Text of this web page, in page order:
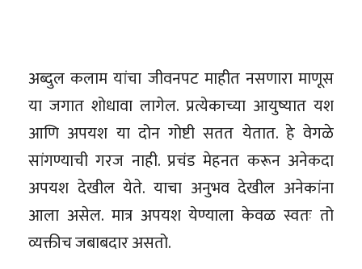
अब्दुल कलाम यांचा जीवनपट माहीत नसणारा माणूस
या जगात शोधावा लागेल. प्रत्येकाच्या आयुष्यात यश
आणि अपयश या दोन गोष्टी सतत येतात. हे वेगळे
सांगण्याची गरज नाही. प्रचंड मेहनत करून अनेकदा
अपयश देखील येते. याचा अनुभव देखील अनेकांना
आला असेल. मात्र अपयश येण्याला केवळ स्वतः तो
व्यक्तीच जबाबदार असतो.